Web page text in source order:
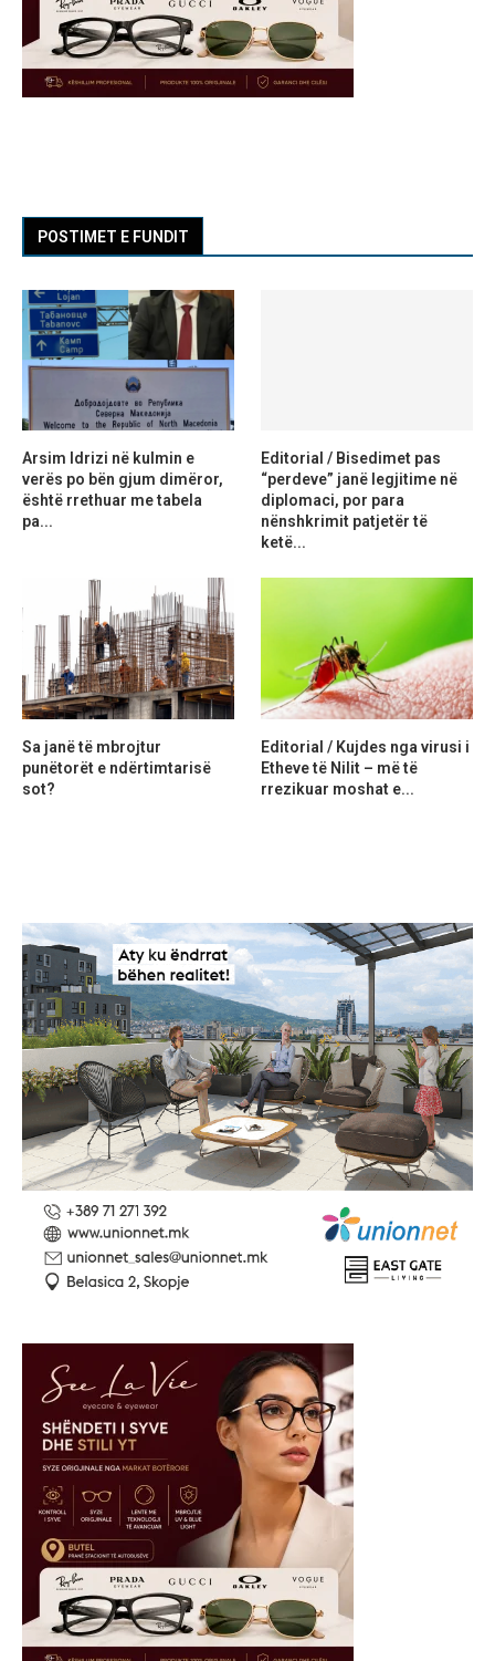
POSTIMET E FUNDIT
Arsim Idrizi në kulmin e
verës po bën gjum dimëror,
është rrethuar me tabela
pa...
Editorial / Bisedimet pas
“perdeve” janë legjitime në
diplomaci, por para
nënshkrimit patjetër të
ketë...
Sa janë të mbrojtur
punëtorët e ndërtimtarisë
sot?
Editorial / Kujdes nga virusi i
Etheve të Nilit – më të
rrezikuar moshat e...